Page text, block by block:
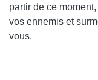
partir de ce
vos ennemis et
vous.